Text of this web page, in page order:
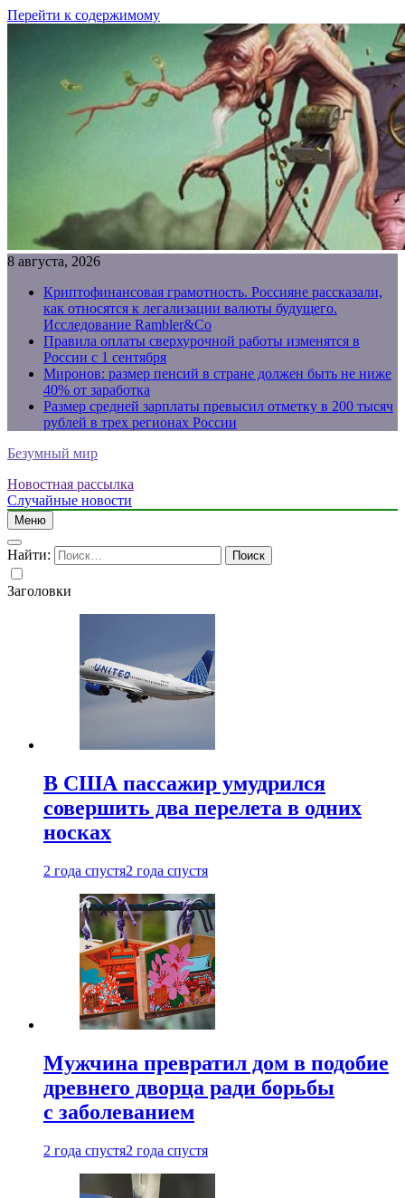
Перейти к содержимому
8 августа, 2026
Криптофинансовая грамотность. Россияне рассказали,
как относятся к легализации валюты будущего.
Исследование Rambler&Co
Правила оплаты сверхурочной работы изменятся в
России с 1 сентября
Миронов: размер пенсий в стране должен быть не ниже
40% от заработка
Размер средней зарплаты превысил отметку в 200 тысяч
рублей в трех регионах России
Безумный мир
Новостная рассылка
Случайные новости
Меню
Найти:
Заголовки
В США пассажир умудрился
совершить два перелета в одних
носках
2 года спустя2 года спустя
Мужчина превратил дом в подобие
древнего дворца ради борьбы
с заболеванием
2 года спустя2 года спустя